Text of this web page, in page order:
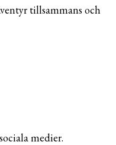
tillsammans och
medier.